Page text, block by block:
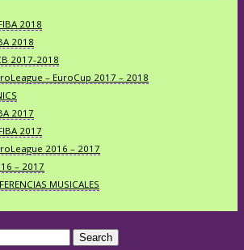
2018
2018
2017-2018
– EuroCup 2017 – 2018
2017
2017
2016 – 2017
– 2017
MUSICALES